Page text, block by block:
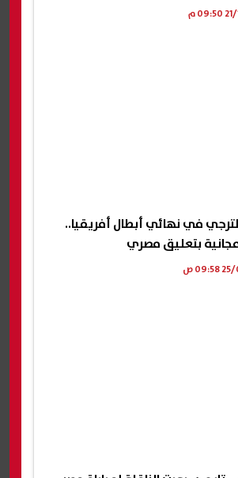
في نهائي أبطال أفريقيا..
بتعليق مصري